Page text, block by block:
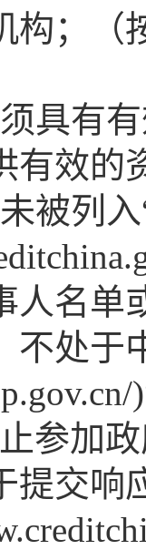
构；（
有有
有效
列入
人名单
不处于
参加
提交响